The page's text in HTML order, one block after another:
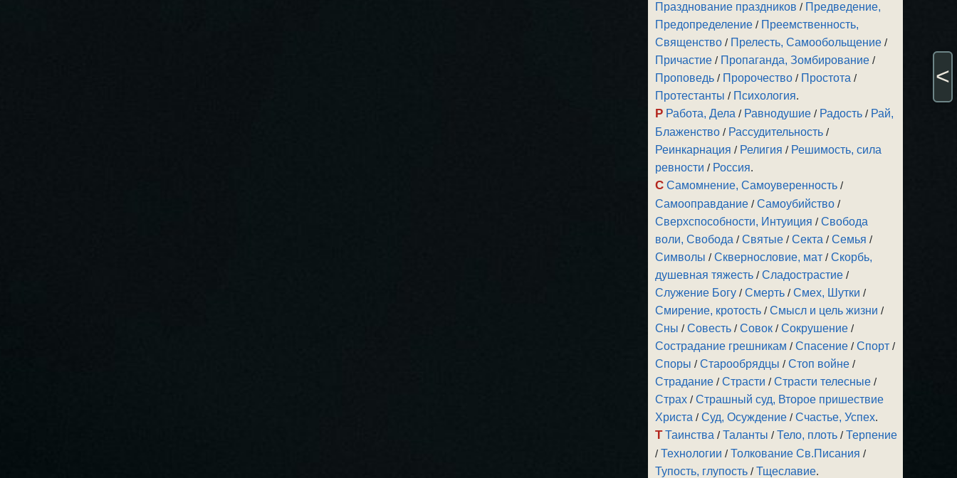
Празднование праздников / Предведение,
Предопределение / Преемственность,
Священство / Прелесть, Самообольщение /
Причастие / Пропаганда, Зомбирование /
Проповедь / Пророчество / Простота /
Протестанты / Психология.
Р Работа, Дела / Равнодушие / Радость / Рай,
Блаженство / Рассудительность /
Реинкарнация / Религия / Решимость, сила
ревности / Россия.
С Самомнение, Самоуверенность /
Самооправдание /Самоубийство /
Сверхспособности, Интуиция /Свобода
воли, Свобода /Святые /Секта /Семья /
Символы /Сквернословие, мат /Скорбь,
душевная тяжесть /Сладострастие /
Служение Богу /Смерть /Смех, Шутки /
Смирение, кротость /Смысл и цель жизни /
Сны /Совесть /Совок /Сокрушение /
Сострадание грешникам /Спасение /Спорт /
Споры /Старообрядцы /Стоп войне /
Страдание /Страсти /Страсти телесные /
Страх /Страшный суд, Второе пришествие
Христа /Суд, Осуждение /Счастье, Успех.
Т Таинства /Таланты /Тело, плоть /Терпение
/Технологии /Толкование Св.Писания /
Тупость, глупость /Тщеславие.
<